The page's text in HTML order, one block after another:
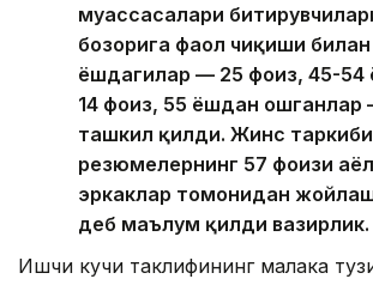
муассасалари
бозорига фаол чиқиши
ёшдагилар — 25 фоиз, 45-
14 фоиз, 55 ёшдан ошганлар
ташкил қилди. Жинс
резюмелернинг 57 фоизи
эркаклар томонидан
деб маълум қилди вазирлик.
Ишчи кучи таклифининг малака